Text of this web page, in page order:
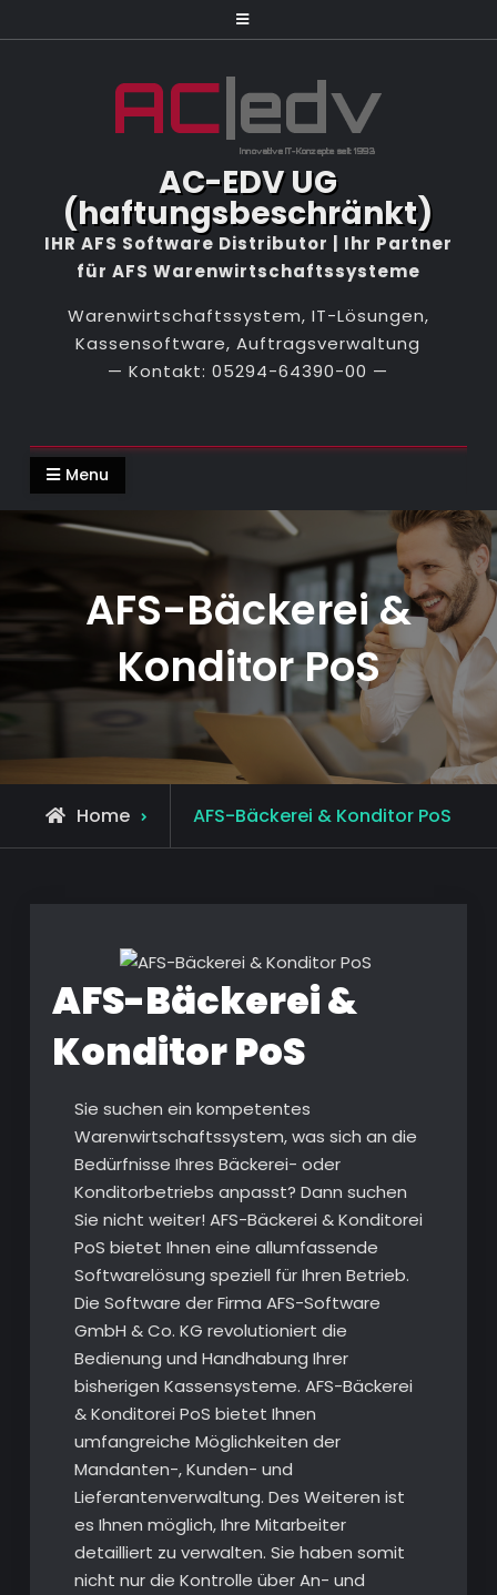
to
AC-EDV UG
(haftungsbeschränkt)
Warenwirtschaftssystem, IT-Lösungen,
Kassensoftware, Auftragsverwaltung
Menu
AFS-Bäckerei &
Konditor PoS
Home AFS-Bäckerei & Konditor PoS
AFS-Bäckerei &
Konditor PoS
Sie suchen ein kompetentes
Warenwirtschaftssystem, was sich an die
Bedürfnisse Ihres Bäckerei- oder
Konditorbetriebs anpasst? Dann suchen
Sie nicht weiter! AFS-Bäckerei & Konditorei
PoS bietet Ihnen eine allumfassende
Softwarelösung speziell für Ihren Betrieb.
Die Software der Firma AFS-Software
GmbH & Co. KG revolutioniert die
Bedienung und Handhabung Ihrer
bisherigen Kassensysteme. AFS-Bäckerei
& Konditorei PoS bietet Ihnen
umfangreiche Möglichkeiten der
Mandanten-, Kunden- und
Lieferantenverwaltung. Des Weiteren ist
es Ihnen möglich, Ihre Mitarbeiter
detailliert zu verwalten. Sie haben somit
nicht nur die Kontrolle über An- und